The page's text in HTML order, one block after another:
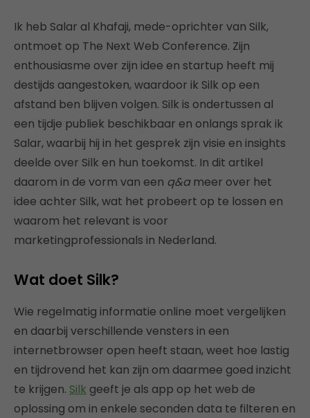
Ik heb Salar al Khafaji, mede-oprichter van Silk,
ontmoet op The Next Web Conference. Zijn
enthousiasme over zijn idee en startup heeft mij
destijds aangestoken, waardoor ik Silk op een
afstand ben blijven volgen. Silk is ondertussen al
een tijdje publiek beschikbaar en onlangs sprak ik
Salar, waarbij hij in het gesprek zijn visie en insights
deelde over Silk en hun toekomst. In dit artikel
daarom in de vorm van een q&ameer over het
idee achter Silk, wat het probeert op te lossen en
waarom het relevant is voor
marketingprofessionals in Nederland.
Wat doet Silk?
Wie regelmatig informatie online moet vergelijken
en daarbij verschillende vensters in een
internetbrowser open heeft staan, weet hoe lastig
en tijdrovend het kan zijn om daarmee goed inzicht
te krijgen. Silk geeft je als app op het web de
oplossing om in enkele seconden data te filteren en